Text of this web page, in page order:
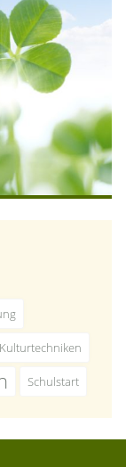
Kulturtechniken
Schulstart